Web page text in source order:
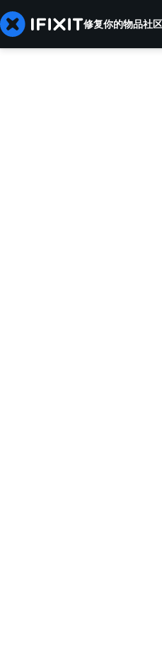
修复你的物品社区